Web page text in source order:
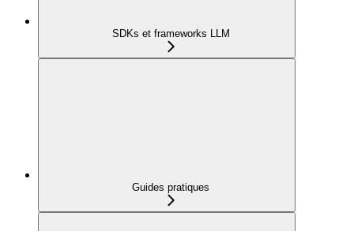
SDKs et frameworks LLM
Guides pratiques